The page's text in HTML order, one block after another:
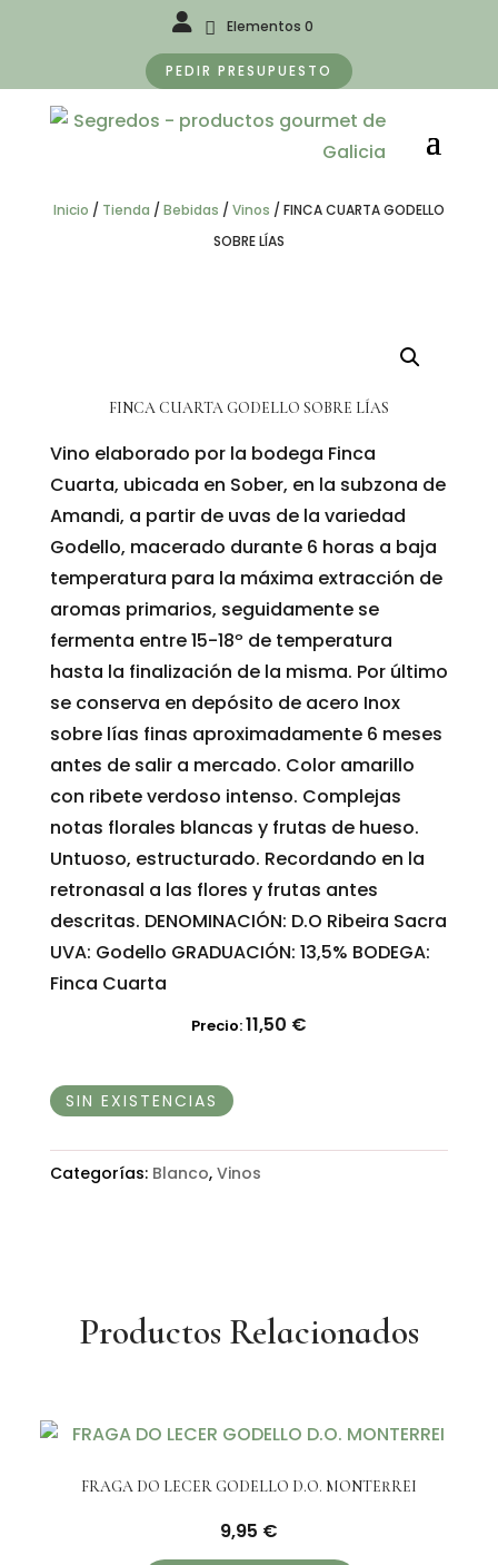
Elementos 0
PEDIR PRESUPUESTO
Inicio / Tienda / Bebidas / Vinos / FINCA CUARTA GODELLO
SOBRE LÍAS
FINCA CUARTA GODELLO SOBRE LÍAS
Vino elaborado por la bodega Finca
Cuarta, ubicada en Sober, en la subzona de
Amandi, a partir de uvas de la variedad
Godello, macerado durante 6 horas a baja
temperatura para la máxima extracción de
aromas primarios, seguidamente se
fermenta entre 15-18º de temperatura
hasta la finalización de la misma. Por último
se conserva en depósito de acero Inox
sobre lías finas aproximadamente 6 meses
antes de salir a mercado. Color amarillo
con ribete verdoso intenso. Complejas
notas florales blancas y frutas de hueso.
Untuoso, estructurado. Recordando en la
retronasal a las flores y frutas antes
descritas. DENOMINACIÓN: D.O Ribeira Sacra
UVA: Godello GRADUACIÓN: 13,5% BODEGA:
Finca Cuarta
Precio:11,50 €
SIN EXISTENCIAS
Categorías: Blanco, Vinos
Productos Relacionados
FRAGA DO LECER GODELLO D.O. MONTERREI
9,95 €